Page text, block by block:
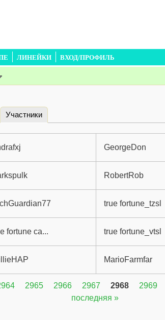
ЛИНЕЙКИ ВХОД/ПРОФИЛЬ
Участники
GeorgeDon
RobertRob
true fortune_tzsl
fortune ca... true fortune_vtsl
MarioFarmfar
2965 2966 2967 2968 2969
последняя »